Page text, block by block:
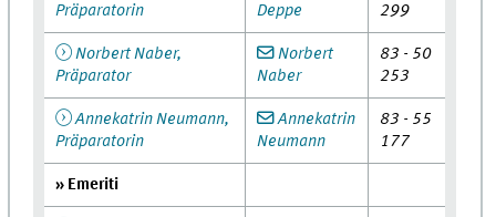
Präparatorin
Deppe
299
Norbert Naber,
Präparator
Norbert
Naber
83 - 50
253
Annekatrin Neumann,
Präparatorin
Annekatrin
Neumann
83 - 55
177
» Emeriti